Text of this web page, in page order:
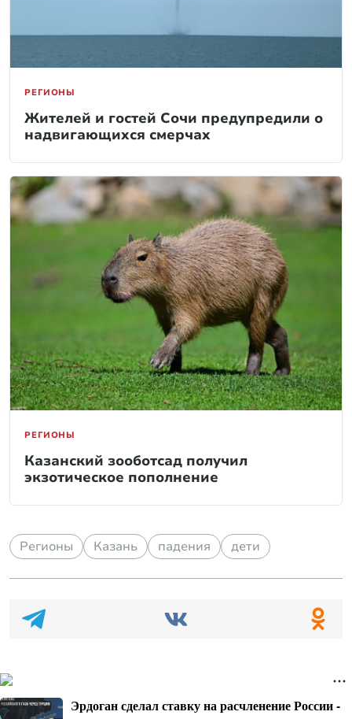
РЕГИОНЫ
Жителей и гостей Сочи предупредили о
надвигающихся смерчах
РЕГИОНЫ
Казанский зооботсад получил
экзотическое пополнение
Регионы Казань падения дети
Эрдоган сделал ставку на расчленение России -